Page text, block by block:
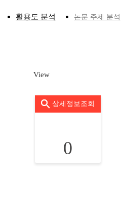
활용도 분석 논문 주제 분석
View
상세정보조회
0